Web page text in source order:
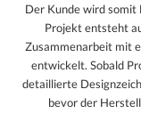
Der Kunde wird somit
Projekt entsteht
Zusammenarbeit mit
entwickelt. Sobald
detaillierte
bevor der